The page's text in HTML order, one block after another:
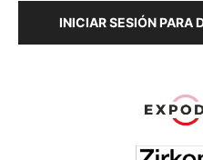
INICIAR SESIÓN PARA